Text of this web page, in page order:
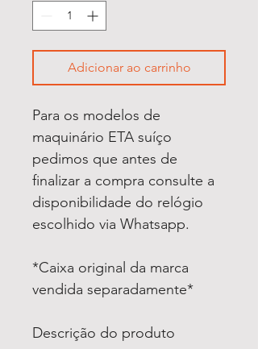
Adicionar ao carrinho
Para os modelos de
maquinário ETA suíço
pedimos que antes de
finalizar a compra consulte a
disponibilidade do relógio
escolhido via Whatsapp.
*Caixa original da marca
vendida separadamente*
Descrição do produto